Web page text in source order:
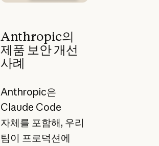
Anthropic의
제품 보안 개선
사례
Anthropic은
Claude Code
자체를 포함해, 우리
팀이 프로덕션에